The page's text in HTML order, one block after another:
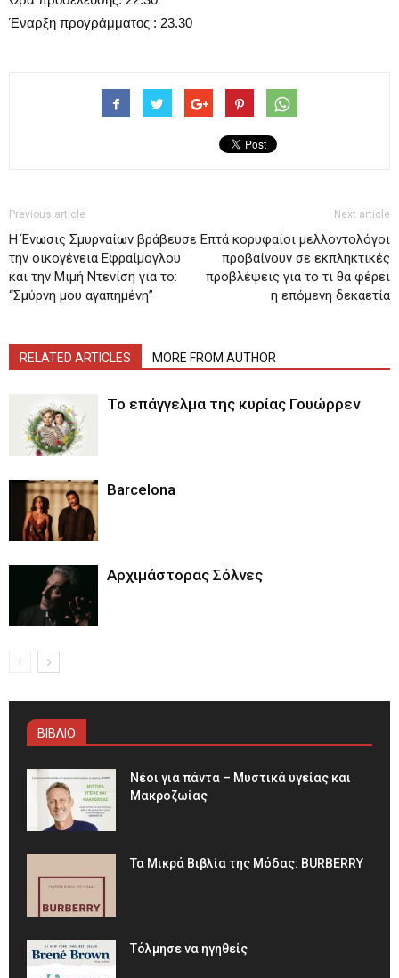
Έναρξη προγράμματος : 23.30
Previous article
Η Ένωσις Σμυρναίων βράβευσε
την οικογένεια Εφραίμογλου
και την Μιμή Ντενίση για το:
“Σμύρνη μου αγαπημένη”
Next article
Επτά κορυφαίοι μελλοντολόγοι
προβαίνουν σε εκπληκτικές
προβλέψεις για το τι θα φέρει
η επόμενη δεκαετία
RELATED ARTICLES MORE FROM AUTHOR
Το επάγγελμα της κυρίας Γουώρρεν
Barcelona
Αρχιμάστορας Σόλνες
ΒΙΒΛΙΟ
Νέοι για πάντα – Μυστικά υγείας και
Μακροζωίας
Τα Μικρά Βιβλία της Μόδας: BURBERRY
Τόλμησε να ηγηθείς